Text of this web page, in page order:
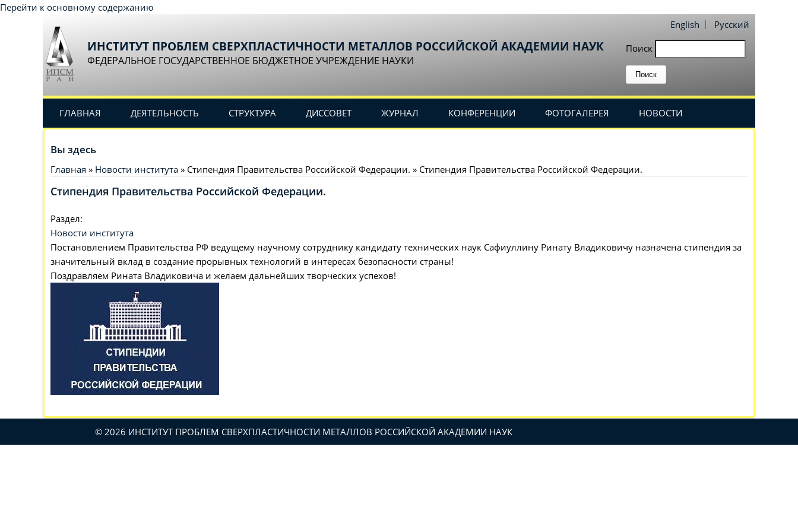
Перейти к основному содержанию
English
Русский
Поиск
ИНСТИТУТ ПРОБЛЕМ СВЕРХПЛАСТИЧНОСТИ МЕТАЛЛОВ РОССИЙСКОЙ АКАДЕМИИ НАУК
ФЕДЕРАЛЬНОЕ ГОСУДАРСТВЕННОЕ БЮДЖЕТНОЕ УЧРЕЖДЕНИЕ НАУКИ
ГЛАВНАЯ ДЕЯТЕЛЬНОСТЬ СТРУКТУРА ДИССОВЕТ ЖУРНАЛ КОНФЕРЕНЦИИ ФОТОГАЛЕРЕЯ НОВОСТИ
Вы здесь
Главная » Новости института » Стипендия Правительства Российской Федерации. » Стипендия Правительства Российской Федерации.
Стипендия Правительства Российской Федерации.
Раздел:
Новости института
Постановлением Правительства РФ ведущему научному сотруднику кандидату технических наук Сафиуллину Ринату Владиковичу назначена стипендия за
значительный вклад в создание прорывных технологий в интересах безопасности страны!
Поздравляем Рината Владиковича и желаем дальнейших творческих успехов!
© 2026 ИНСТИТУТ ПРОБЛЕМ СВЕРХПЛАСТИЧНОСТИ МЕТАЛЛОВ РОССИЙСКОЙ АКАДЕМИИ НАУК